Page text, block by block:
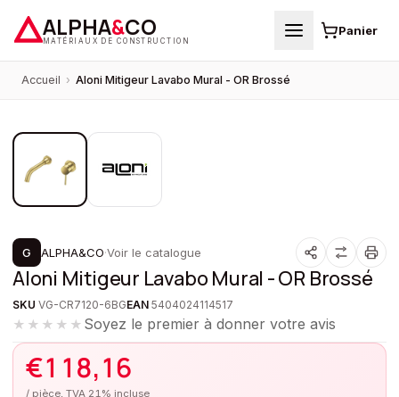
ALPHA&CO
MATÉRIAUX DE CONSTRUCTION
Panier
Accueil › Aloni Mitigeur Lavabo Mural - OR Brossé
G ALPHA&CO·Voir le catalogue
Aloni Mitigeur Lavabo Mural - OR Brossé
SKU VG-CR7120-6BGEAN 5404024114517
★★★★★ Soyez le premier à donner votre avis
€118,16
/ pièce, TVA 21% incluse